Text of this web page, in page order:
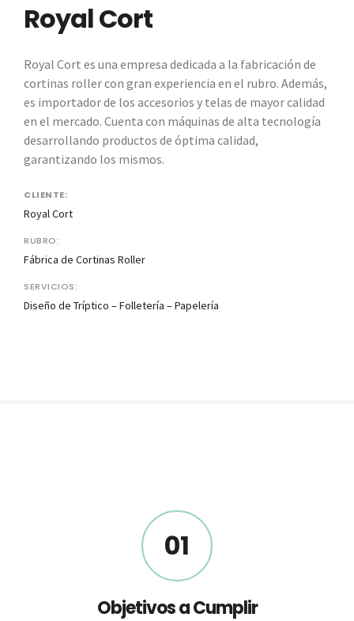
Royal Cort
Royal Cort es una empresa dedicada a la fabricación de
cortinas roller con gran experiencia en el rubro. Además,
es importador de los accesorios y telas de mayor calidad
en el mercado. Cuenta con máquinas de alta tecnología
desarrollando productos de óptima calidad,
garantizando los mismos.
CLIENTE:
Royal Cort
RUBRO:
Fábrica de Cortinas Roller
SERVICIOS:
Diseño de Tríptico – Folletería – Papelería
01
Objetivos a Cumplir